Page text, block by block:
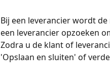
Bij een leverancier wordt
een leverancier opzoeken
Zodra u de klant of
'Opslaan en sluiten' of